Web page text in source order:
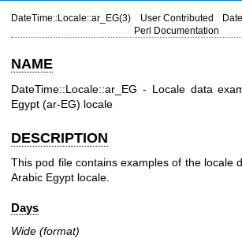
DateTime::Locale::ar_EG(3)
User Contributed
Perl Documentation
NAME
DateTime::Locale::ar_EG - Locale data
Egypt (ar-EG) locale
DESCRIPTION
This pod file contains examples of the locale
Arabic Egypt locale.
Days
Wide (format)